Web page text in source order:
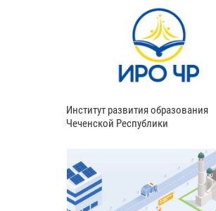
Институт развития образования
Чеченской Республики